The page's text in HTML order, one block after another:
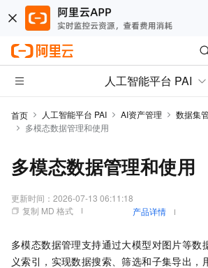
人工智能平台 PAI
首页 人工智能平台 PAI AI资产管理
数据集
多模态数据管理和使用
多模态数据管理和使用
更新时间： 2026-07-13 06:11:18
复制 MD 格式
产品详情
多模态数据管理支持通过大模型对图片等数
义索引，实现数据搜索、筛选和子集导出，